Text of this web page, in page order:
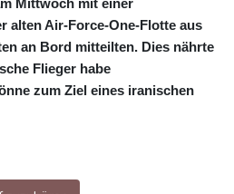
Mittwoch mit einer
alten Air-Force-One-Flotte aus
an Bord mitteilten. Dies nährte
Flieger habe
zum Ziel eines iranischen